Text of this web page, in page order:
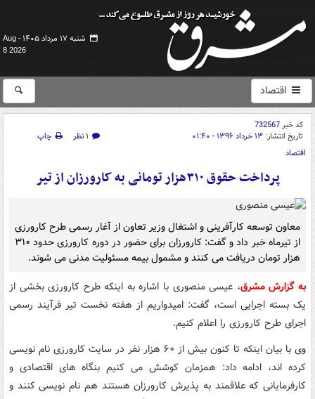
شنبه ۱۷ مرداد ۱۴۰۵ -
Aug
8 2026
اقتصاد
کد خبر732567
تاریخ انتشار: ۱۳ خرداد ۱۳۹۶ - ۰۱:۴۰ ۱ نظر
چاپ
اقتصاد
پرداخت حقوق ۳۱۰هزار تومانی به کارورزان از تیر
معاون توسعه کارآفرینی و اشتغال وزیر تعاون از آغار رسمی طرح کارورزی
از تیرماه خبر داد و گفت: کارورزان برای حضور در دوره کارورزی حدود ۳۱۰
هزار تومان دریافت می کنند و مشمول بیمه مسئولیت مدنی می شوند.
به گزارش مشرق، عیسی منصوری با اشاره به اینکه طرح کارورزی بخشی از
یک بسته اجرایی است، گفت: امیدواریم از هفته نخست تیر فرآیند رسمی
اجرای طرح کارورزی را اعلام کنیم.
وی با بیان اینکه تا کنون بیش از ۶۰ هزار نفر در سایت کارورزی نام نویسی
کرده اند، ادامه داد: همزمان کوشش می کنیم بنگاه های اقتصادی و
کارفرمایانی که علاقمند به پذیرش کارورزان هستند هم نام نویسی کنند و